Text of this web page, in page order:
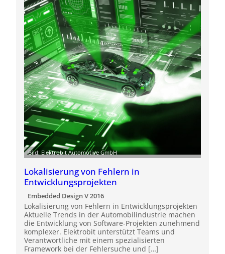
Bild: Elektrobit Automotive GmbH
Lokalisierung von Fehlern in
Entwicklungsprojekten
Embedded Design V 2016
Lokalisierung von Fehlern in Entwicklungsprojekten
Aktuelle Trends in der Automobilindustrie machen
die Entwicklung von Software-Projekten zunehmend
komplexer. Elektrobit unterstützt Teams und
Verantwortliche mit einem spezialisierten
Framework bei der Fehlersuche und […]